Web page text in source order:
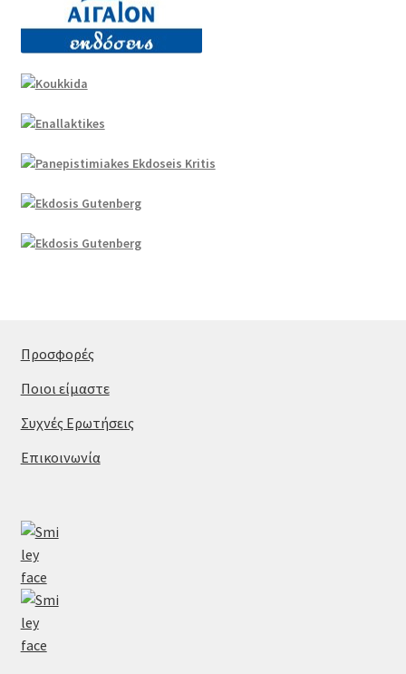
Προσφορές
Ποιοι είμαστε
Συχνές Ερωτήσεις
Επικοινωνία